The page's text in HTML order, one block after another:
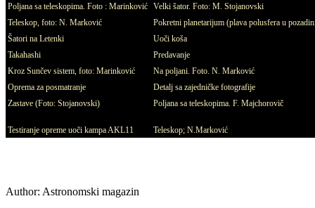
Poljana sa teleskopima. Foto : Marinković Velki šator. Foto: M. Stojanovski
Teleskop, foto: N. Marković
Pokretni planetarijum (plava polusfera u
Šatori na Letenki
Uoči koša
Takahashi
Predavanje
Kroz Sunčev sistem, foto: Marinković
Na poljani. Foto. N. Marković
Oprema za posmatranje
Detalj sa zajedničke fotografije
Zastave (Foto: Stojanovski)
Poljana sa teleskopima. F. Majchorovič
Testiranje opreme uoči kampa AKL11 Teleskop; N.Marković
Author: Astronomski magazin